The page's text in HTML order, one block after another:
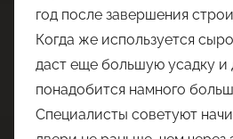
год после завершения
Когда же используется
даст еще большую усадку и
понадобится намного
Специалисты советуют